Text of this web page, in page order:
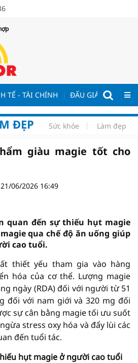
TẾ - TÀI CHÍNH ĐẤU GIÁ - ĐẤU
ĐẸP Sức khỏe Làm đẹp
giàu magie tốt cho
21/06/2026 16:49
quan đến sự thiếu hụt magie
qua chế độ ăn uống giúp
cao tuổi.
thiết yếu tham gia vào hàng
hóa của cơ thể. Lượng magie
ngày (RDA) đối với người từ 51
đối với nam giới và 320 mg đối
sự cân bằng magie tối ưu suốt
stress oxy hóa và đẩy lùi các
đến tuổi tác.
hụt magie ở người cao tuổi